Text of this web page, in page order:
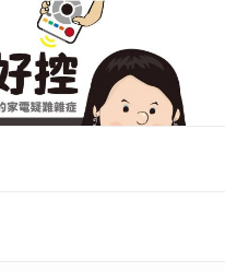
自己的家電